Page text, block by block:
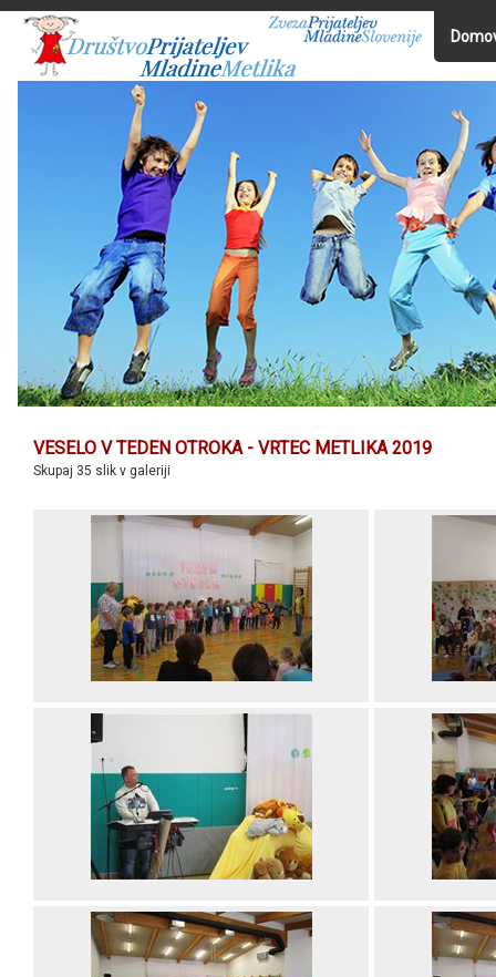
VESELO V TEDEN OTROKA - VRTEC METLIKA 2019
Skupaj 35 slik v galeriji